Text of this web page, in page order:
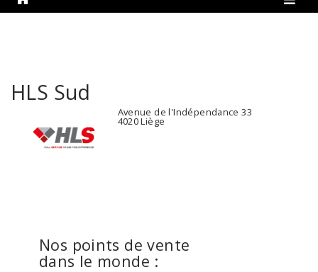
HLS Sud
Avenue de l'Indépendance 33
4020 Liège
Nos points de vente
dans le monde :